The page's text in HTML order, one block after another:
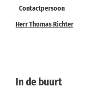
Contactpersoon
Herr Thomas Richter
In de buurt